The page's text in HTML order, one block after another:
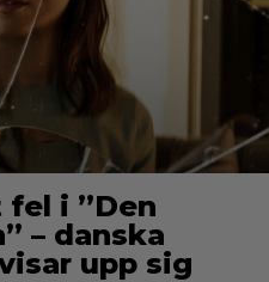
i ”Den
– danska
upp sig